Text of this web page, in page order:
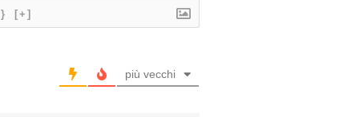
[+]
più vecchi